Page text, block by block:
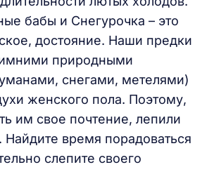
бабы и Снегурочка – это
достояние. Наши предки
природными
снегами, метелями)
женского пола. Поэтому,
им свое почтение, лепили
время порадоваться
слепите своего